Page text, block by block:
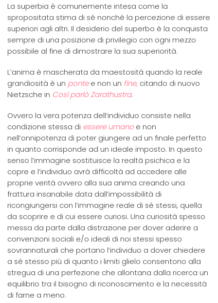
La superbia è comunemente intesa come la
spropositata stima di sé nonché la percezione di essere
superiori agli altri. Il desiderio del superbo è la conquista
sempre di una posizione di privilegio con ogni mezzo
possibile al fine di dimostrare la sua superiorità.
L’anima è mascherata da maestosità quando la reale
grandiosità è un pontee non un fine, citando di nuovo
Nietzsche in Così parlò Zarathustra.
Ovvero la vera potenza dell’individuo consiste nella
condizione stessa di essere umano e non
nell’onnipotenza di poter giungere ad un finale perfetto
in quanto corrisponde ad un ideale imposto. In questo
senso l’immagine sostituisce la realtà psichica e la
copre e l’individuo avrà difficoltà ad accedere alle
proprie verità ovvero alla sua anima creando una
frattura insanabile data dall’impossibilità di
ricongiungersi con l’immagine reale di sé stessi, quella
da scoprire e di cui essere curiosi. Una curiosità spesso
messa da parte dalla distrazione per dover aderire a
convenzioni sociali e/o ideali di noi stessi spesso
sovrannaturali che portano l’individuo a dover chiedere
a sé stesso più di quanto i limiti glielo consentono alla
stregua di una perfezione che allontana dalla ricerca un
equilibrio tra il bisogno di riconoscimento e la necessità
di farne a meno.